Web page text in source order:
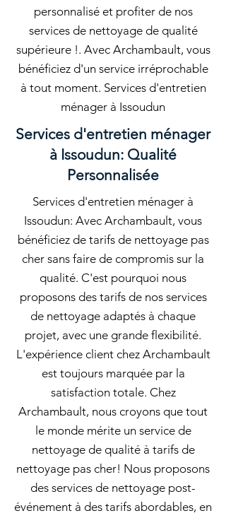
personnalisé et profiter de nos
services de nettoyage de qualité
supérieure !. Avec Archambault, vous
bénéficiez d'un service irréprochable
à tout moment. Services d'entretien
ménager à Issoudun
Services d'entretien ménager
à Issoudun: Qualité
Personnalisée
Services d'entretien ménager à
Issoudun: Avec Archambault, vous
bénéficiez de tarifs de nettoyage pas
cher sans faire de compromis sur la
qualité. C'est pourquoi nous
proposons des tarifs de nos services
de nettoyage adaptés à chaque
projet, avec une grande flexibilité.
L'expérience client chez Archambault
est toujours marquée par la
satisfaction totale. Chez
Archambault, nous croyons que tout
le monde mérite un service de
nettoyage de qualité à tarifs de
nettoyage pas cher! Nous proposons
des services de nettoyage post-
événement à des tarifs abordables, en